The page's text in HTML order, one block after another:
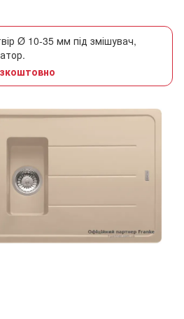
Ø 10-35 мм під змішувач,